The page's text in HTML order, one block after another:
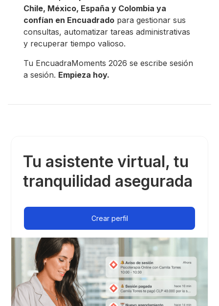
Chile, México, España y Colombia ya
confían en Encuadrado para gestionar sus
consultas, automatizar tareas administrativas
y recuperar tiempo valioso.
Tu EncuadraMoments 2026 se escribe sesión
a sesión. Empieza hoy.
Tu asistente virtual, tu
tranquilidad asegurada
Crear perfil